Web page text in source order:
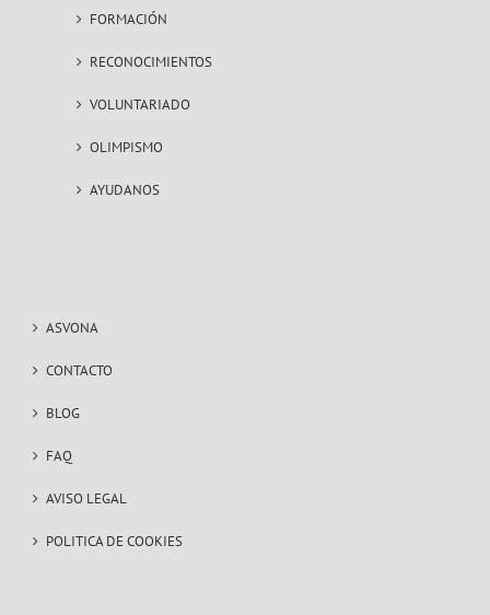
FORMACIÓN
RECONOCIMIENTOS
VOLUNTARIADO
OLIMPISMO
AYUDANOS
ASVONA
CONTACTO
BLOG
FAQ
AVISO LEGAL
POLITICA DE COOKIES